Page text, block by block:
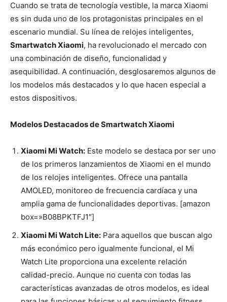
Cuando se trata de tecnología vestible, la marca Xiaomi
es sin duda uno de los protagonistas principales en el
escenario mundial. Su línea de relojes inteligentes,
Smartwatch Xiaomi, ha revolucionado el mercado con
una combinación de diseño, funcionalidad y
asequibilidad. A continuación, desglosaremos algunos de
los modelos más destacados y lo que hacen especial a
estos dispositivos.
Modelos Destacados de Smartwatch Xiaomi
Xiaomi Mi Watch: Este modelo se destaca por ser uno
de los primeros lanzamientos de Xiaomi en el mundo
de los relojes inteligentes. Ofrece una pantalla
AMOLED, monitoreo de frecuencia cardíaca y una
amplia gama de funcionalidades deportivas. [amazon
box=»B08BPKTFJ1″]
Xiaomi Mi Watch Lite: Para aquellos que buscan algo
más económico pero igualmente funcional, el Mi
Watch Lite proporciona una excelente relación
calidad-precio. Aunque no cuenta con todas las
características avanzadas de otros modelos, es ideal